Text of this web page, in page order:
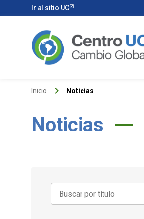
Ir al sitio UC
Inicio keyboard_arrow_right Noticias
Noticias